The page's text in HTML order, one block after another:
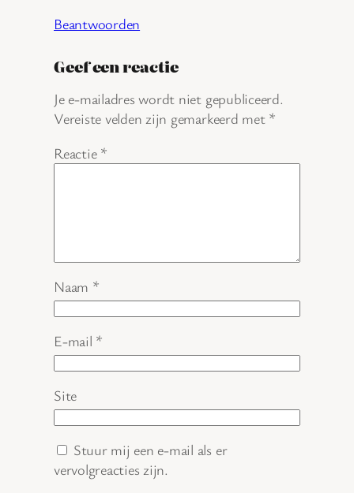
Beantwoorden
Geef een reactie
Je e-mailadres wordt niet gepubliceerd.
Vereiste velden zijn gemarkeerd met *
Reactie *
Naam *
E-mail *
Site
Stuur mij een e-mail als er
vervolgreacties zijn.